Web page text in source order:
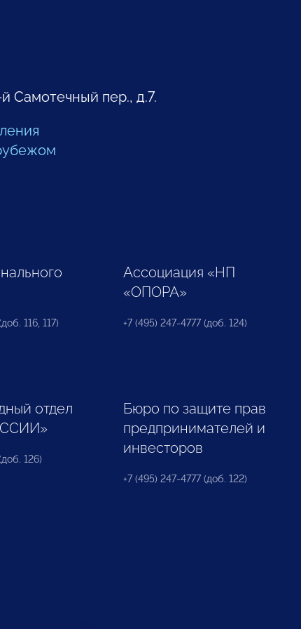
Самотечный пер., д.7.
116, 117)
Ассоциация «НП
«ОПОРА»
+7 (495) 247-4777 (доб. 124)
отдел
126)
Бюро по защите прав
предпринимателей и
инвесторов
+7 (495) 247-4777 (доб. 122)